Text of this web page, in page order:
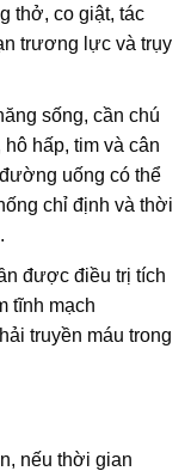
thở, co giật, tác
trương lực và trụy
sống, cần chú
hấp, tim và cân
uống có thể
chỉ định và thời
được điều trị tích
tĩnh mạch
truyền máu trong
nếu thời gian